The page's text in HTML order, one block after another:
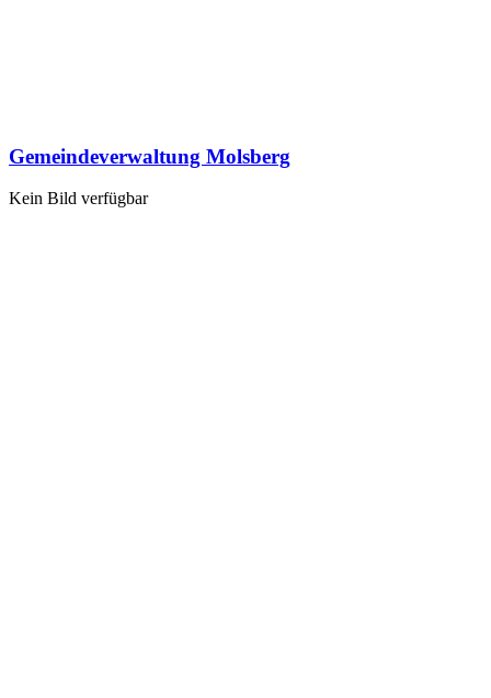
Gemeindeverwaltung Molsberg
Kein Bild verfügbar